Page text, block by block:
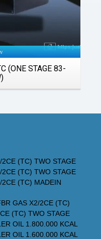
(ONE STAGE 83-
(TC) TWO STAGE
(TC) TWO STAGE
(TC) MADEIN
GAS X2/2CE (TC)
(TC) TWO STAGE
OIL 1.800.000 KCAL
OIL 1.600.000 KCAL